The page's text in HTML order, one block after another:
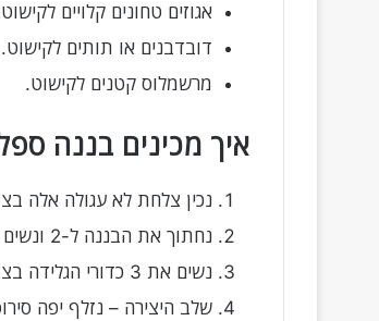
אגוזים טחונים קלויים
דובדבנים או תותים לקישוט.
מרשמלוס קטנים לקישוט.
איך מכינים בננה
נכין צלחת לא עגולה אלה
נחתוך את הבננה ל-2 ונשים על הצלחת קרוב לצדדים שלה.
נשים את 3 כדורי הגלידה בצורה מסודרת על 2 חתכי הבננות.
שלב היצירה – נזלף יפה